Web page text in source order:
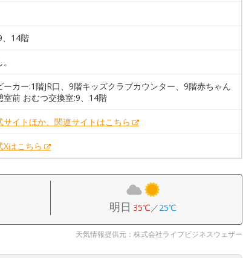
14階
ーカー:1階JR口、9階キッズクラブカウンター、9階赤ちゃん
室前 おむつ交換室:9、14階
サイトほか、関連サイトはこちら
Xはこちら
明日 35℃／25℃
天気情報提供元：株式会社ライフビジネスウェザー